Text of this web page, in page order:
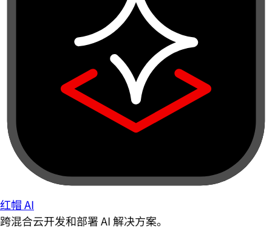
红帽 AI
跨混合云开发和部署 AI 解决方案。